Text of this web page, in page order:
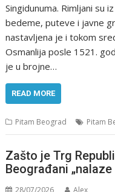
Singidunuma. Rimljani su
bedeme, puteve i javne
nastavljena je i tokom
Osmanlija posle 1521.
je u brojne…
READ MORE
Pitam Beograd Pitam
Zašto je Trg
Beograđani
28/07/2026 Alex